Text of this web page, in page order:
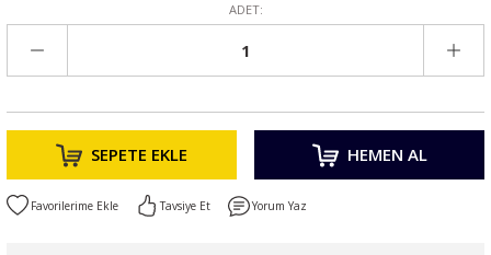
ADET:
SEPETE EKLE HEMEN AL
Tavsiye Et Yorum Yaz